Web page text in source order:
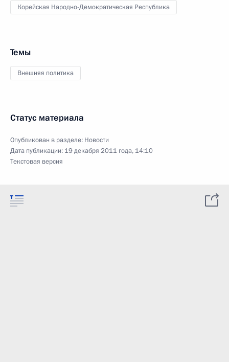
Корейская Народно-Демократическая Республика
Темы
Внешняя политика
Статус материала
Опубликован в разделе: Новости
Дата публикации: 19 декабря 2011 года, 14:10
Текстовая версия